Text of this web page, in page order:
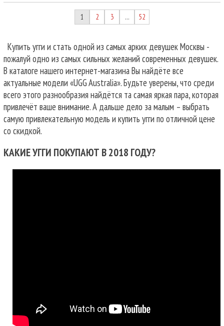
1 2 3 … 52
Купить угги и стать одной из самых арких девушек Москвы -
пожалуй одно из самых сильных желаний современных девушек.
В каталоге нашего интернет-магазина Вы найдёте все
актуальные модели «UGG Australia». Будьте уверены, что среди
всего этого разнообразия найдётся та самая яркая пара, которая
привлечёт ваше внимание. А дальше дело за малым – выбрать
самую привлекательную модель и купить угги по отличной цене
со скидкой.
КАКИЕ УГГИ ПОКУПАЮТ В 2018 ГОДУ?